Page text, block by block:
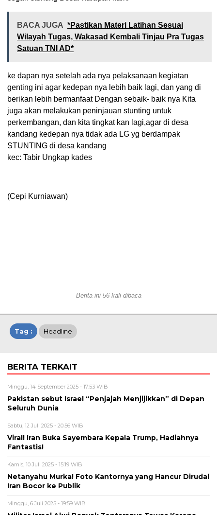
BACA JUGA *Pastikan Materi Latihan Sesuai
Wilayah Tugas, Wakasad Kembali Tinjau Pra Tugas
Satuan TNI AD*
ke dapan nya setelah ada nya pelaksanaan kegiatan
genting ini agar kedepan nya lebih baik lagi, dan yang di
berikan lebih bermanfaat Dengan sebaik- baik nya Kita
juga akan melakukan peninjauan stunting untuk
perkembangan, dan kita tingkat kan lagi,agar di desa
kandang kedepan nya tidak ada LG yg berdampak
STUNTING di desa kandang
kec: Tabir Ungkap kades
(Cepi Kurniawan)
Berita ini 56 kali dibaca
Tag : Headline
BERITA TERKAIT
Minggu, 14 September 2025 - 17:53 WIB
Pakistan sebut Israel “Penjajah Menjijikkan” di Depan
Seluruh Dunia
Sabtu, 12 Juli 2025 - 20:56 WIB
Viral! Iran Buka Sayembara Kepala Trump, Hadiahnya
Fantastis!
Kamis, 10 Juli 2025 - 15:19 WIB
Netanyahu Murka! Foto Kantornya yang Hancur Dirudal
Iran Bocor ke Publik
Minggu, 6 Juli 2025 - 19:59 WIB